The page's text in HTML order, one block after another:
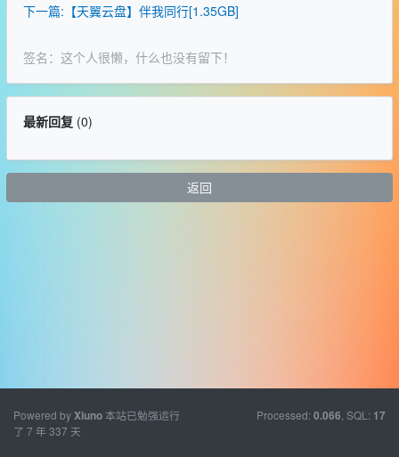
下一篇:【天翼云盘】伴我同行[1.35GB]
签名：这个人很懒，什么也没有留下！
最新回复(0)
返回
Powered byXiuno本站已勉强运行
了 7 年 337 天
Processed: 0.066 , SQL: 17